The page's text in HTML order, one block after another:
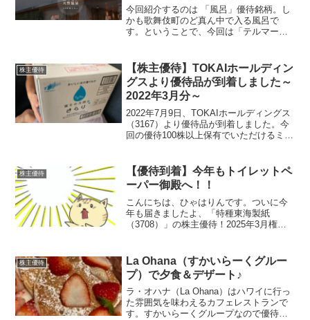
今回紹介するのは 「風呂」優待銘柄。し
かも歌舞伎町のど真ん中で入る風呂で
す。ということで、今回は「テルマー湯
HDの株主優待優待内容はこちら。【毎年
3月末時点の株主が...
株主優待
【株主優待】TOKAIホールディン
グスより優待品が到着しました～
2022年3月分～
2022年7月9日、TOKAIホールディングス
（3167）より優待品が到着しました。今
回の優待100株以上保有でいただけるミネ
くも良し♪株主優待内容優待内容はか...
株主優待
【優待到着】今年もトイレットペ
ーパー御殿へ！！
こんにちは、ひゃはりんです。ついに今
年も届きましたよ、「特種東海製紙
（3708）」の株主優待！2025年3月権利
ル！！（12ロール×8パック）部屋の一角
を瞬時に「トイ...
株主優待
La Ohana（すかいらーくグルー
プ）で夕食＆デザート♪
ラ・オハナ（La Ohana）はハワイに行っ
た雰囲気を味わえるカフェレストランで
す。すかいらーくグループなので優待券